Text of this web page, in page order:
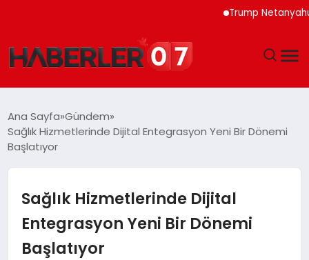
Trump Netanyahu
EKONOMI
SPOR
TEKNOLOJI
Ana Sayfa Gündem
Sağlık Hizmetlerinde Dijital Entegrasyon Yeni Bir Dönemi
Başlatıyor
Sağlık Hizmetlerinde Dijital
Entegrasyon Yeni Bir Dönemi
Başlatıyor